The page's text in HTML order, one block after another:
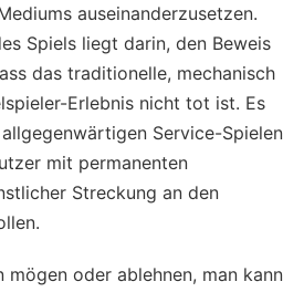
auseinanderzusetzen.
Spiels liegt darin, den Beweis
das traditionelle, mechanisch
Erlebnis nicht tot ist. Es
Service-Spielen
mit permanenten
Streckung an den
mögen oder ablehnen, man kann